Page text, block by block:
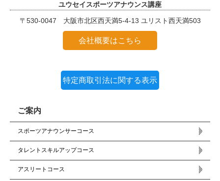
ユウセイスポーツアナウンス講座
〒530-0047 大阪市北区西天満5-4-13 ユリスト西天満503
会社概要はこちら
特定商取引法に関する表示
ご案内
スポーツアナウンサーコース
タレントスキルアップコース
アスリートコース